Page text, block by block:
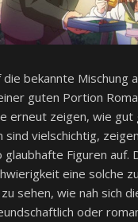
die bekannte Mischung
guten Portion
erneut zeigen, wie gut
sind vielschichtig,
Figuren auf.
eine solche
sehen, wie nah sich
oder